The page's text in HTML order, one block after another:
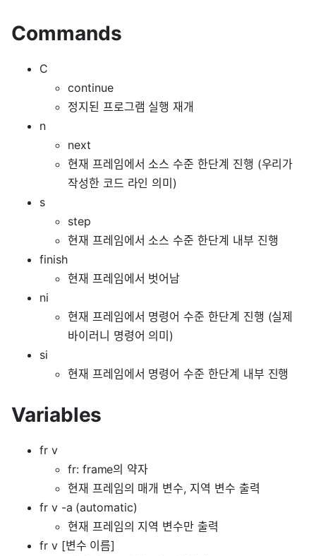
Commands
C
continue
정지된 프로그램 실행 재개
n
next
현재 프레임에서 소스 수준 한단계 진행 (우리가
작성한 코드 라인 의미)
s
step
현재 프레임에서 소스 수준 한단계 내부 진행
finish
현재 프레임에서 벗어남
ni
현재 프레임에서 명령어 수준 한단계 진행 (실제
바이러니 명령어 의미)
si
현재 프레임에서 명령어 수준 한단계 내부 진행
Variables
fr v
fr: frame의 약자
현재 프레임의 매개 변수, 지역 변수 출력
fr v -a (automatic)
현재 프레임의 지역 변수만 출력
fr v [변수 이름]